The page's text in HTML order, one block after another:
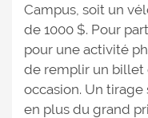
Campus, soit un
de 1000 $. Pour
pour une activité
de remplir un billet
occasion. Un
en plus du grand